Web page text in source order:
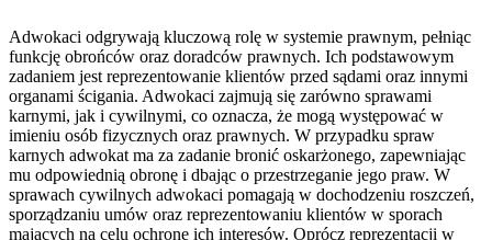
Adwokaci odgrywają kluczową rolę w systemie prawnym, pełniąc
funkcję obrońców oraz doradców prawnych. Ich podstawowym
zadaniem jest reprezentowanie klientów przed sądami oraz innymi
organami ścigania. Adwokaci zajmują się zarówno sprawami
karnymi, jak i cywilnymi, co oznacza, że mogą występować w
imieniu osób fizycznych oraz prawnych. W przypadku spraw
karnych adwokat ma za zadanie bronić oskarżonego, zapewniając
mu odpowiednią obronę i dbając o przestrzeganie jego praw. W
sprawach cywilnych adwokaci pomagają w dochodzeniu roszczeń,
sporządzaniu umów oraz reprezentowaniu klientów w sporach
mających na celu ochronę ich interesów. Oprócz reprezentacji w